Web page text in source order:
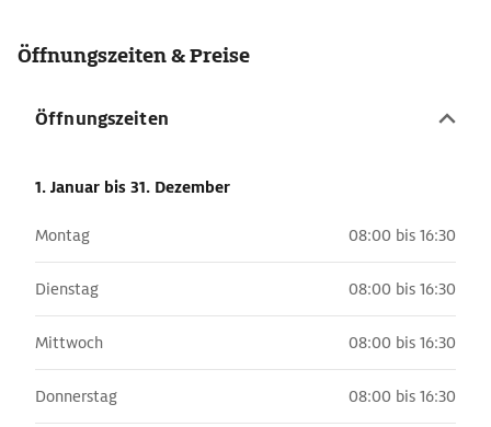
Öffnungszeiten & Preise
Öffnungszeiten
1. Januar bis 31. Dezember
Montag 08:00 bis 16:30
Dienstag 08:00 bis 16:30
Mittwoch 08:00 bis 16:30
Donnerstag 08:00 bis 16:30